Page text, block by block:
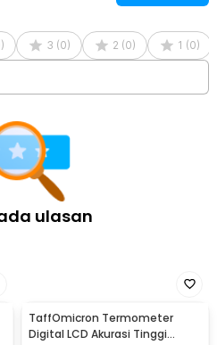
) 3 (0) 2 (0) 1 (0)
ulasan
TaffOmicron Termometer
Digital LCD Akurasi Tinggi